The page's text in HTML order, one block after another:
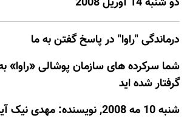
درماندگی "راوا" در پاسخ گفتن به ما
شما سرکرده های سازمان پوشالی «راوا»
گرفتار شده اید
شنبه 10 مه 2008, نويسنده: مهدی نیک آیین